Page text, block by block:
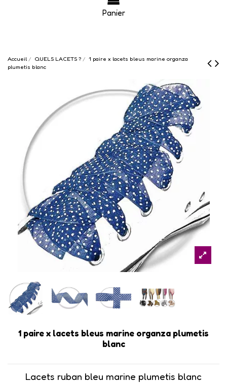
Panier
Accueil QUELS LACETS ?
1 paire x lacets bleus marine organza
plumetis blanc
1 paire x lacets bleus marine organza plumetis
blanc
Lacets ruban bleu marine plumetis blanc